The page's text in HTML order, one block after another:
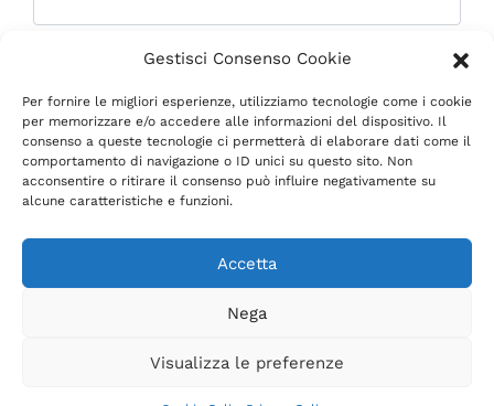
Gestisci Consenso Cookie
Per fornire le migliori esperienze, utilizziamo tecnologie come i cookie
per memorizzare e/o accedere alle informazioni del dispositivo. Il
consenso a queste tecnologie ci permetterà di elaborare dati come il
comportamento di navigazione o ID unici su questo sito. Non
acconsentire o ritirare il consenso può influire negativamente su
alcune caratteristiche e funzioni.
Accetta
Nega
Visualizza le preferenze
Il tuo messaggio